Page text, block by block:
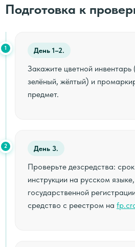
Подготовка к
1 День 1–2.
Закажите цветной инвентарь
зелёный, жёлтый) и
предмет.
2 День 3.
Проверьте дезсредства:
инструкции на русском
государственной
средство с реестром на